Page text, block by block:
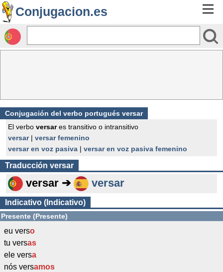
Conjugacion.es
Conjugación del verbo portugués versar
El verbo versares transitivo o intransitivo
versar| versar femenino
versar en voz pasiva | versar en voz pasiva femenino
Traducción versar
versar ➔ versar
Indicativo (Indicativo)
Presente (Presente)
eu verso
tu versas
ele versa
nós versamos